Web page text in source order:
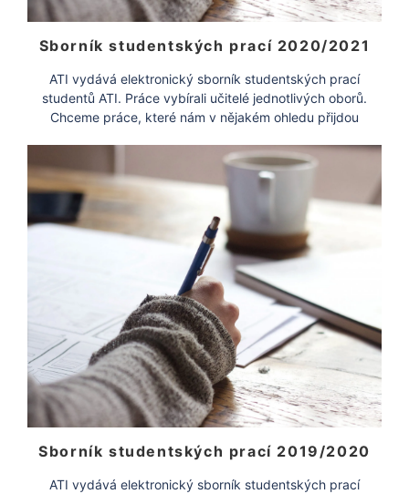
Sborník studentských prací 2020/2021
ATI vydává elektronický sborník studentských prací
studentů ATI. Práce vybírali učitelé jednotlivých oborů.
Chceme práce, které nám v nějakém ohledu přijdou
Sborník studentských prací 2019/2020
ATI vydává elektronický sborník studentských prací